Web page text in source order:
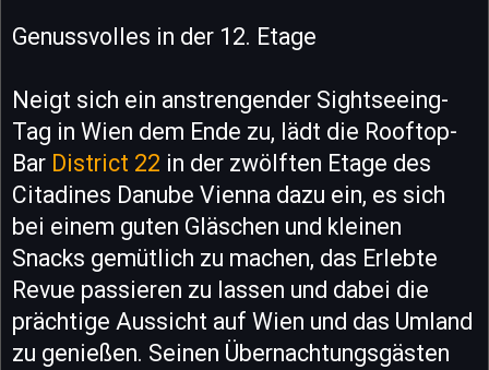
Genussvolles in der 12. Etage
Neigt sich ein anstrengender Sightseeing-
Tag in Wien dem Ende zu, lädt die Rooftop-
Bar District 22 in der zwölften Etage des
Citadines Danube Vienna dazu ein, es sich
bei einem guten Gläschen und kleinen
Snacks gemütlich zu machen, das Erlebte
Revue passieren zu lassen und dabei die
prächtige Aussicht auf Wien und das Umland
zu genießen. Seinen Übernachtungsgästen